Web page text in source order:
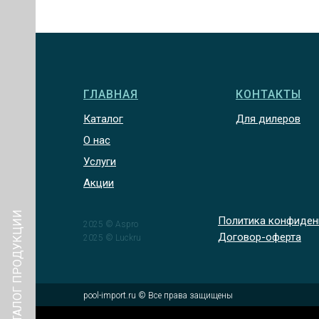
КАТАЛОГ ПРОДУКЦИИ
ГЛАВНАЯ
Каталог
О нас
Услуги
Акции
КОНТАКТЫ
Для дилеров
2025 © Aspro
2025 © Luckru
Политика
Договор-оферта
pool-import.ru © Все права защищены